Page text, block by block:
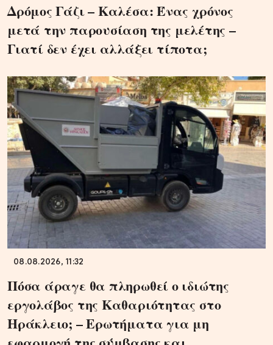
Δρόμος Γάζι – Καλέσα: Ένας χρόνος
μετά την παρουσίαση της μελέτης –
Γιατί δεν έχει αλλάξει τίποτα;
08.08.2026, 11:32
Πόσα άραγε θα πληρωθεί ο ιδιώτης
εργολάβος της Καθαριότητας στο
Ηράκλειο; – Ερωτήματα για μη